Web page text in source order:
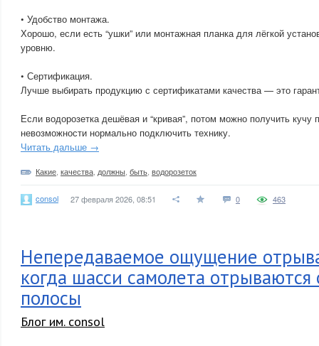
• Удобство монтажа.
Хорошо, если есть “ушки” или монтажная планка для лёгкой
уровню.
• Сертификация.
Лучше выбирать продукцию с сертификатами качества — это
Если водорозетка дешёвая и “кривая”, потом можно получить кучу
невозможности нормально подключить технику.
Читать дальше →
Какие качества должны быть водорозеток
consol 27 февраля 2026, 08:51 0 463
Непередаваемое ощущение
когда шасси самолета отрываются
полосы
Блог им. consol